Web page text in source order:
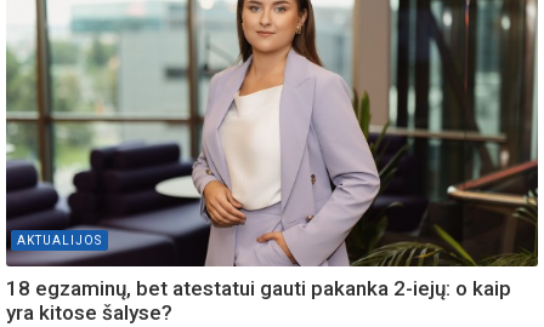
AKTUALIJOS
18 egzaminų, bet atestatui gauti pakanka 2-iejų: o kaip
yra kitose šalyse?